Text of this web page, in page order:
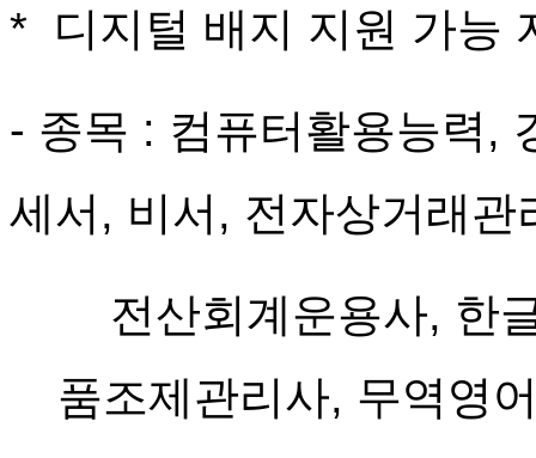
* 디지털 배지 지원 가능
- 종목 : 컴퓨터활용능력,
세서, 비서, 전자상거래
전산회계운용사, 한
품조제관리사, 무역영